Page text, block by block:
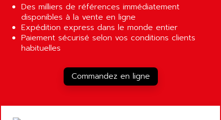
PHASEO
SIMATIC-S5
SIMATIC FIELD PG
LOGO!
TSX 21
AIRCOM
AIRELEC
AIRMASTER R1
AIRMAT
AIRPES
Des milliers de références immédiatement
disponibles à la vente en ligne
Expédition express dans le monde entier
Paiement sécurisé selon vos conditions clients
habituelles
Commandez en ligne